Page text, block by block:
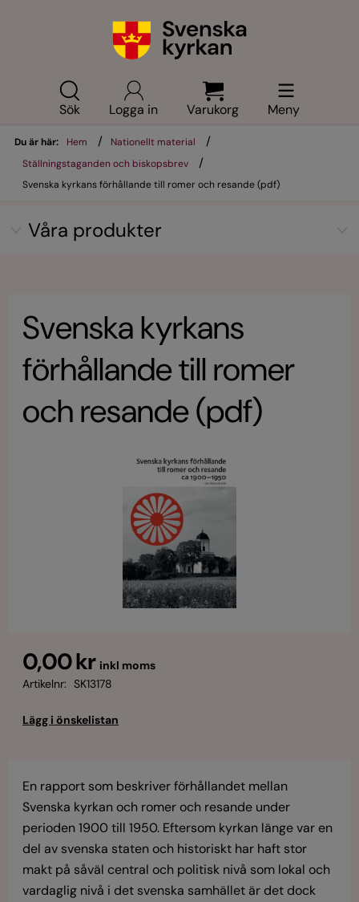
Sök Logga in Varukorg Meny
Du är här: Hem / Nationellt material /
Ställningstaganden och biskopsbrev /
Svenska kyrkans förhållande till romer och resande (pdf)
Våra produkter
Svenska kyrkans
förhållande till romer
och resande (pdf)
0,00 kr inkl moms
Artikelnr: SK13178
En rapport som beskriver förhållandet mellan
Svenska kyrkan och romer och resande under
perioden 1900 till 1950. Eftersom kyrkan länge var en
del av svenska staten och historiskt har haft stor
makt på såväl central och politisk nivå som lokal och
vardaglig nivå i det svenska samhället är det dock